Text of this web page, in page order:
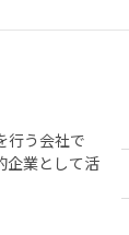
行う会社で
企業として活